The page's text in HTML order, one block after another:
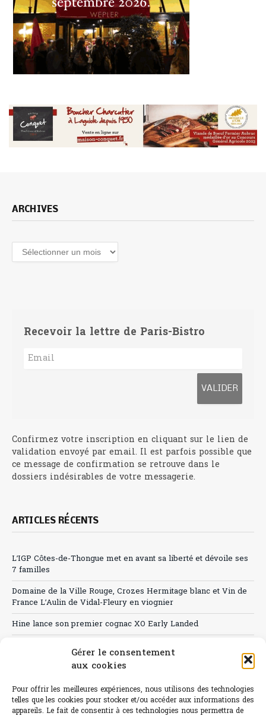
Gérer le consentement
aux cookies
Pour offrir les meilleures expériences, nous utilisons des technologies
telles que les cookies pour stocker et/ou accéder aux informations des
appareils. Le fait de consentir à ces technologies nous permettra de
ARCHIVES
Archives
Recevoir la lettre de Paris-Bistro
Confirmez votre inscription en cliquant sur le lien de
validation envoyé par email. Il est parfois possible que
ce message de confirmation se retrouve dans le
dossiers indésirables de votre messagerie.
ARTICLES RÉCENTS
L’IGP Côtes-de-Thongue met en avant sa liberté et dévoile ses
7 familles
Domaine de la Ville Rouge, Crozes Hermitage blanc et Vin de
France L’Aulin de Vidal-Fleury en viognier
Hine lance son premier cognac XO Early Landed
Sélection de rosés 2026